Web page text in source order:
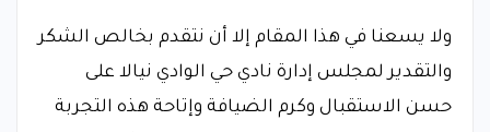
ولا يسعنا في هذا المقام إلا أن نتقدم بخالص الشكر
والتقدير لمجلس إدارة نادي حي الوادي نيالا على
حسن الاستقبال وكرم الضيافة وإتاحة هذه التجربة